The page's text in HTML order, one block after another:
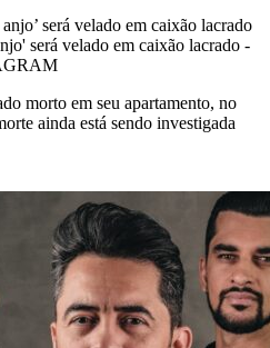
será velado em caixão lacrado -
morto em seu apartamento, no
ainda está sendo investigada